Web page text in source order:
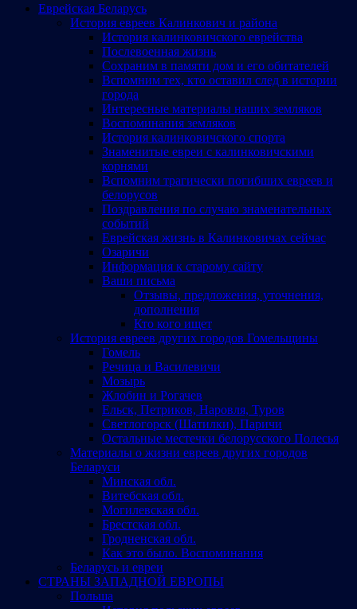
Еврейская Беларусь
История евреев Калинкович и района
История калинковичского еврейства
Послевоенная жизнь
Сохраним в памяти дом и его обитателей
Вспомним тех, кто оставил след в истории
города
Интересные материалы наших земляков
Воспоминания земляков
История калинковичского спорта
Знаменитые евреи с калинковичскими
корнями
Вспомним трагически погибших евреев и
белорусов
Поздравления по случаю знаменательных
событий
Еврейская жизнь в Калинковичах сейчас
Озаричи
Информация к старому сайту
Ваши письма
Отзывы, предложения, уточнения,
дополнения
Кто кого ищет
История евреев других городов Гомельщины
Гомель
Речица и Василевичи
Мозырь
Жлобин и Рогачев
Ельск, Петриков, Наровля, Туров
Светлогорск (Шатилки), Паричи
Остальные местечки белорусского Полесья
Материалы о жизни евреев других городов
Беларуси
Минская обл.
Витебская обл.
Могилевская обл.
Брестская обл.
Гродненская обл.
Как это было. Воспоминания
Беларусь и евреи
СТРАНЫ ЗАПАДНОЙ ЕВРОПЫ
Польша